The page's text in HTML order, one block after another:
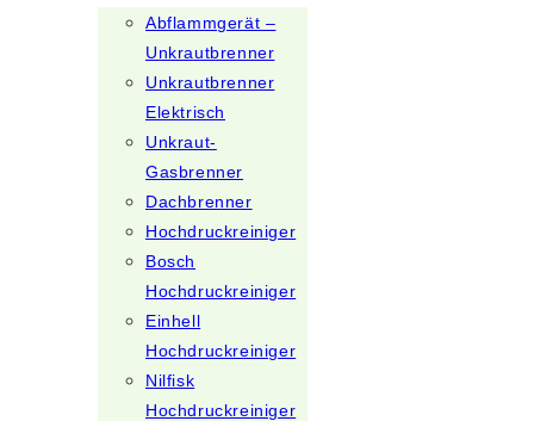
Abflammgerät –
Unkrautbrenner
Unkrautbrenner
Elektrisch
Unkraut-
Gasbrenner
Dachbrenner
Hochdruckreiniger
Bosch
Hochdruckreiniger
Einhell
Hochdruckreiniger
Nilfisk
Hochdruckreiniger